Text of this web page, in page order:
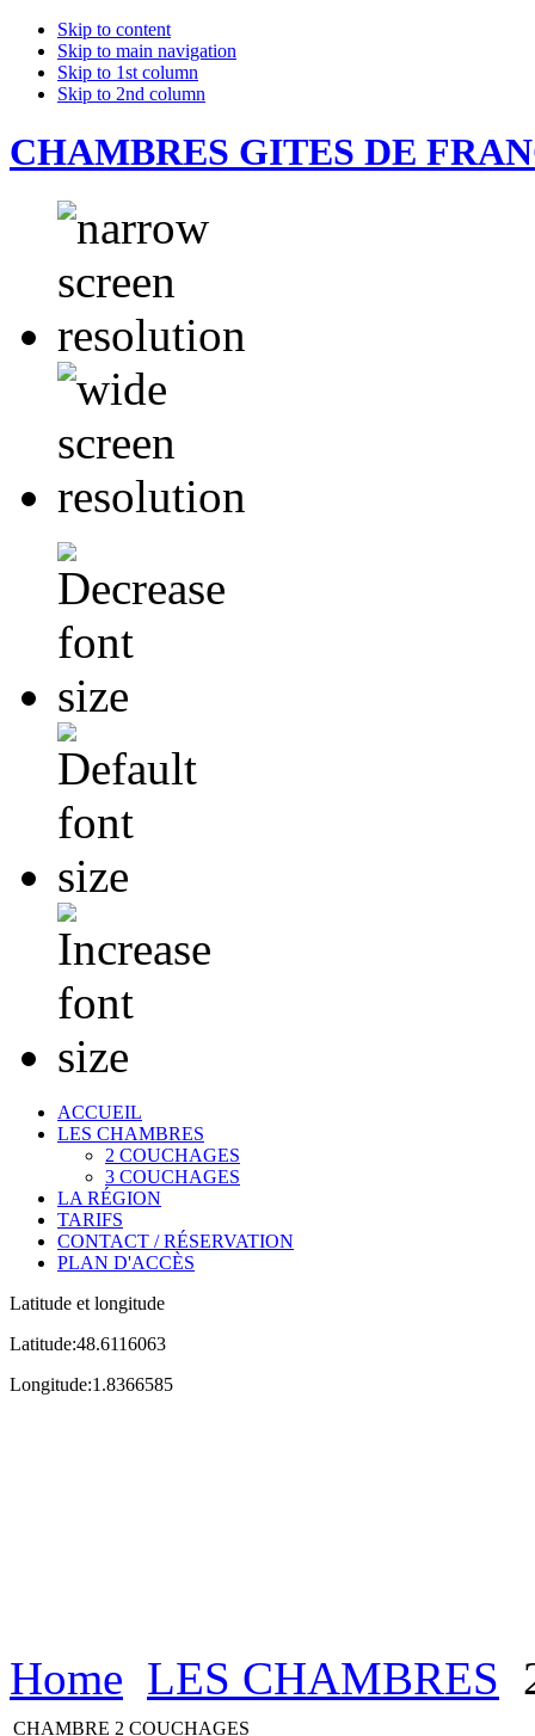
Skip to content
Skip to main navigation
Skip to 1st column
Skip to 2nd column
CHAMBRES GITES DE
ACCUEIL
LES CHAMBRES
2 COUCHAGES
3 COUCHAGES
LA RÉGION
TARIFS
CONTACT / RÉSERVATION
PLAN D'ACCÈS
Latitude et longitude
Latitude:48.6116063
Longitude:1.8366585
Home LES CHAMBRES
CHAMBRE 2 COUCHAGES